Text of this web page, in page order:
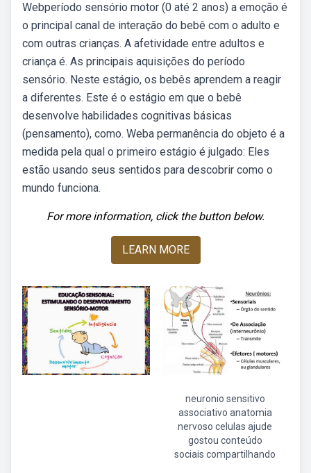
Webperíodo sensório motor (0 até 2 anos) a emoção é
o principal canal de interação do bebê com o adulto e
com outras crianças. A afetividade entre adultos e
criança é. As principais aquisições do período
sensório. Neste estágio, os bebês aprendem a reagir
a diferentes. Este é o estágio em que o bebê
desenvolve habilidades cognitivas básicas
(pensamento), como. Weba permanência do objeto é a
medida pela qual o primeiro estágio é julgado: Eles
estão usando seus sentidos para descobrir como o
mundo funciona.
For more information, click the button below.
LEARN MORE
neuronio sensitivo
associativo anatomia
nervoso celulas ajude
gostou conteúdo
sociais compartilhando